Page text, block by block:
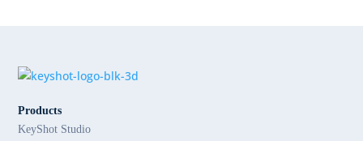
Products
KeyShot Studio